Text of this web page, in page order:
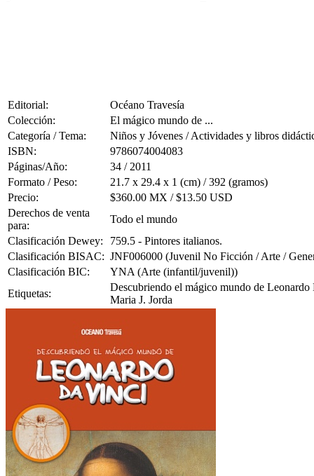
Editorial:
Océano Travesía
Colección:
El mágico mundo de ...
Categoría / Tema:
Niños y Jóvenes / Actividades y libros
ISBN:
9786074004083
Páginas/Año:
34 / 2011
Formato / Peso:
21.7 x 29.4 x 1 (cm) / 392 (gramos)
Precio:
$360.00 MX / $13.50 USD
Derechos de venta
para:
Todo el mundo
Clasificación Dewey:
759.5 - Pintores italianos.
Clasificación BISAC: JNF006000 (Juvenil No Ficción / Arte /
Clasificación BIC:
YNA (Arte (infantil/juvenil))
Etiquetas:
Descubriendo el mágico mundo de
Maria J. Jorda